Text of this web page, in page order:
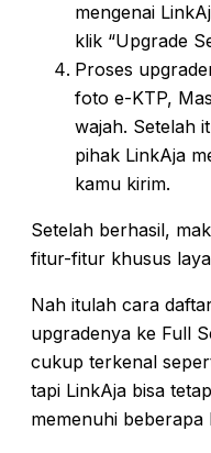
mengenai
klik “Upgrade
Proses
foto e-KTP,
wajah. Setelah
pihak LinkAja
kamu kirim.
Setelah berhasil,
fitur-fitur khusus
Nah itulah cara
upgradenya ke Full
cukup terkenal
tapi LinkAja bisa
memenuhi beberapa